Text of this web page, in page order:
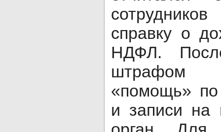
справку о
НДФЛ.
штрафом
«помощь» по
и записи на